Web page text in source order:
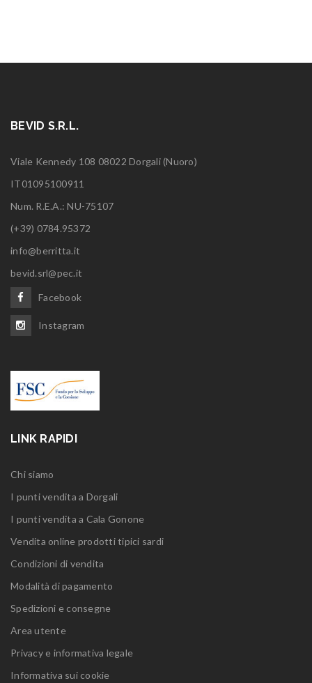
BEVID S.R.L.
Viale Kennedy 108 08022 Dorgali (Nuoro)
IT01095100911
Num. R.E.A.: NU-75107
(+39) 0784.95372
info@berritta.it
bevid.srl@pec.it
Facebook
Instagram
LINK RAPIDI
Chi siamo
I punti vendita a Dorgali
I punti vendita a Cala Gonone
Vendita online prodotti tipici sardi
Condizioni di vendita
Modalità di pagamento
Spedizioni e consegne
Area utente
Privacy e informativa legale
Informativa sui cookie